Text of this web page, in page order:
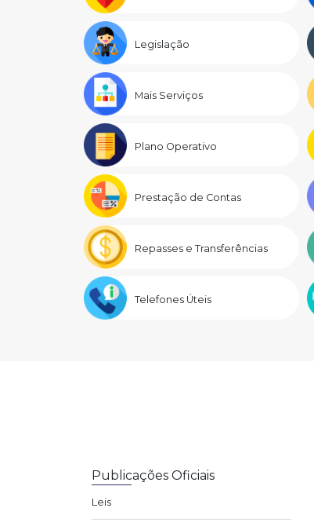
Legislação
Mais Serviços
Plano Operativo
Prestação de Contas
Repasses e Transferências
Telefones Úteis
Publicações Oficiais
Leis